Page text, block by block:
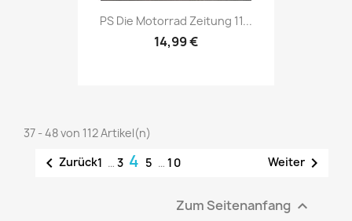
Vorschau
PS Die Motorrad Zeitung 11...
14,99 €
37 - 48 von 112 Artikel(n)
 Zurück1 … 3 4 5 … 10 Weiter 
Zum Seitenanfang 